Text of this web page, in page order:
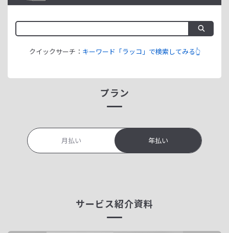
クイックサーチ： キーワード「ラッコ」で検索してみる👆
プラン
月払い 年払い
サービス紹介資料